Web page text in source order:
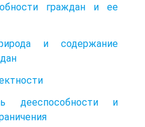
граждан и ее
и содержание
дееспособности и